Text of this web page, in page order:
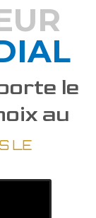
le
au
LE